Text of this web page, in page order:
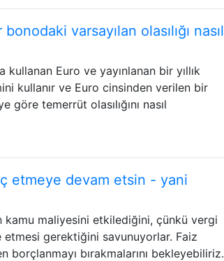
varsayılan olasılığı nasıl
Euro ve yayınlanan bir yıllık
kullanır ve Euro cinsinden verilen bir
göre temerrüt olasılığını nasıl
etmeye devam etsin - yani
kamu maliyesini etkilediğini, çünkü vergi
etmesi gerektiğini savunuyorlar. Faiz
bırakmalarını bekleyebiliriz.